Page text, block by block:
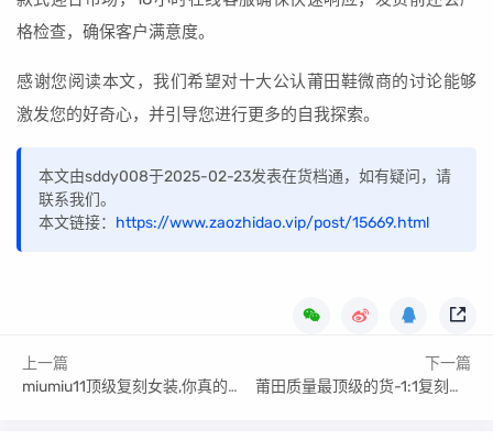
格检查，确保客户满意度。
感谢您阅读本文，我们希望对十大公认莆田鞋微商的讨论能够
激发您的好奇心，并引导您进行更多的自我探索。
本文由sddy008于2025-02-23发表在货档通，如有疑问，请
联系我们。
本文链接： https://www.zaozhidao.vip/post/15669.html
上一篇
miumiu11顶级复刻女装,你真的都选对了吗?
下一篇
莆田质量最顶级的货-1:1复刻各版本揭秘